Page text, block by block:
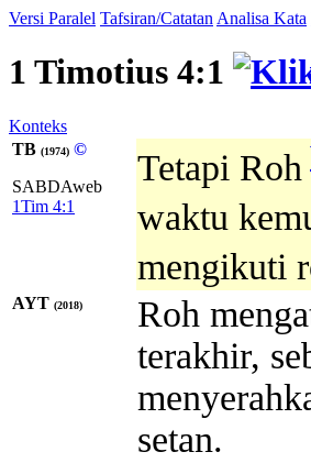
Versi Paralel Tafsiran/Catatan Analisa Kata
1 Timotius 4:1
Konteks
TB (1974) ©
SABDAweb
1Tim 4:1
Tetapi Roh
waktu
mengikuti
AYT (2018)
Roh
terakhir,
setan.